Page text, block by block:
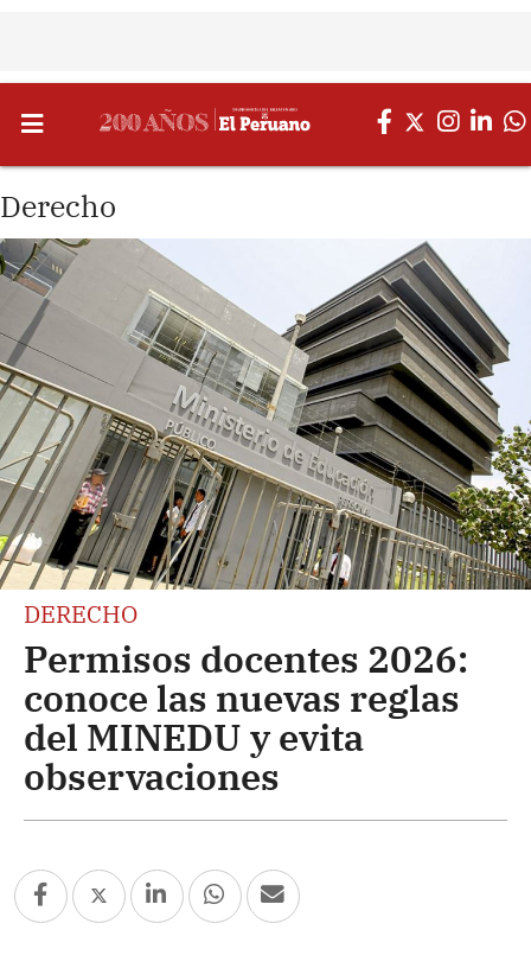
Derecho
DERECHO
Permisos docentes 2026:
conoce las nuevas reglas
del MINEDU y evita
observaciones